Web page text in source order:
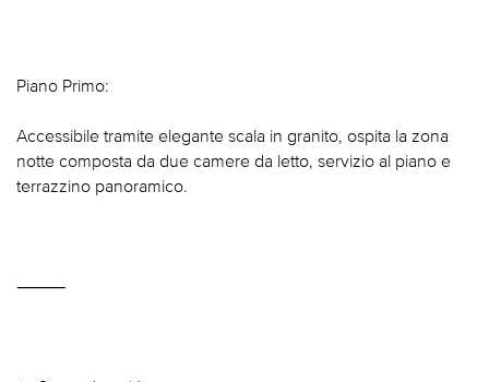
Piano Primo:
Accessibile tramite elegante scala in granito, ospita la zona
notte composta da due camere da letto, servizio al piano e
terrazzino panoramico.
⸻